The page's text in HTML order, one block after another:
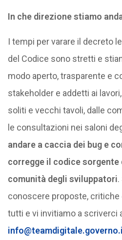
In che direzione stiamo
I tempi per varare il decreto
del Codice sono stretti e
modo aperto, trasparente e
stakeholder e addetti ai
soliti e vecchi tavoli, dalle
le consultazioni nei saloni
andare a caccia dei bug e
corregge il codice sorgente
comunità degli sviluppatori
conoscere proposte, critiche
tutti e vi invitiamo a scriverci